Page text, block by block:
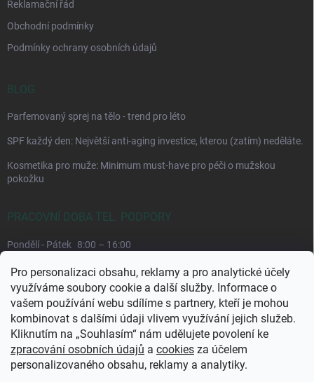
Pro personalizaci obsahu, reklamy a pro analytické účely
využíváme soubory cookie a další služby. Informace o
vašem používání webu sdílíme s partnery, kteří je mohou
kombinovat s dalšími údaji vlivem využívání jejich služeb.
Kliknutím na „Souhlasím“ nám udělujete povolení ke
zpracování osobních údajů a cookies za účelem
personalizovaného obsahu, reklamy a analytiky.
Reklamační řád
Obchodní podmínky
Podmínky ochrany osobních údajů
BLOG
Parfemovaný sprej na tělo - trend pro léto
SPF každý den: Největší anti-aging investice, kterou (zatím) neděláte.
Kosmetika pro muže: Minimum must-have pro péči o mužskou
pokožku
PRACOVNÍ DOBA TEL. PODPORY
Pondělí - Pátek 8:00 – 16:00
Upřednostňujeme komunikaci e-mailem, požadavek můžeme lépe
dohledat.